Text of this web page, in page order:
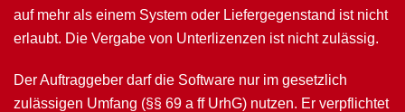
auf mehr als einem System oder Liefergegenstand ist nicht
erlaubt. Die Vergabe von Unterlizenzen ist nicht zulässig.
Der Auftraggeber darf die Software nur im gesetzlich
zulässigen Umfang (§§ 69 a ff UrhG) nutzen. Er verpflichtet